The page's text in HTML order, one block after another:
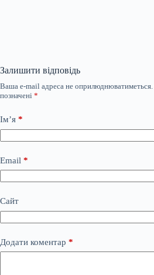
Залишити відповідь
Ваша e-mail адреса не оприлюднюватиметься.
позначені *
Ім’я *
Email *
Сайт
Додати коментар *